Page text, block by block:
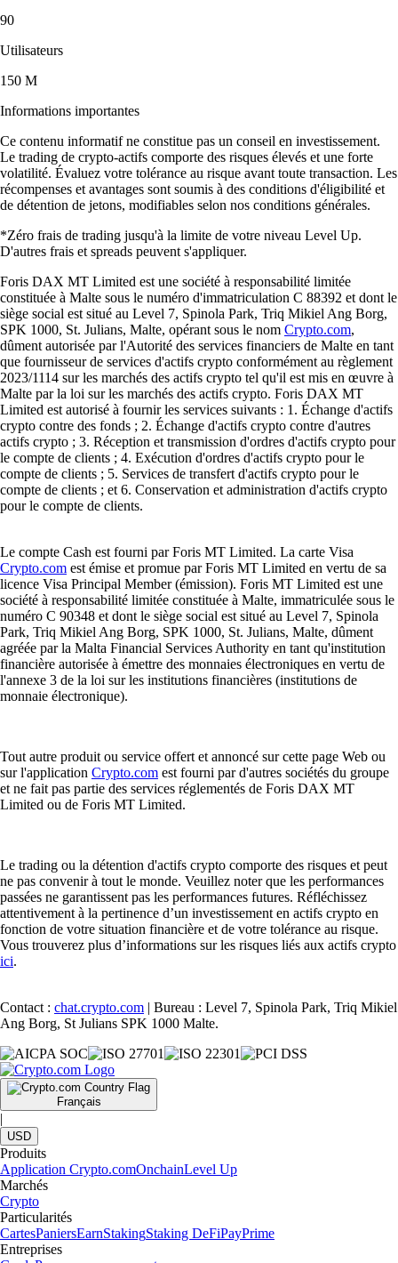
90
Utilisateurs
150 M
Informations importantes
Ce contenu informatif ne constitue pas un conseil en investissement.
Le trading de crypto-actifs comporte des risques élevés et une forte
volatilité. Évaluez votre tolérance au risque avant toute transaction. Les
récompenses et avantages sont soumis à des conditions d'éligibilité et
de détention de jetons, modifiables selon nos conditions générales.
*Zéro frais de trading jusqu'à la limite de votre niveau Level Up.
D'autres frais et spreads peuvent s'appliquer.
Foris DAX MT Limited est une société à responsabilité limitée
constituée à Malte sous le numéro d'immatriculation C 88392 et dont le
siège social est situé au Level 7, Spinola Park, Triq Mikiel Ang Borg,
SPK 1000, St. Julians, Malte, opérant sous le nom Crypto.com,
dûment autorisée par l'Autorité des services financiers de Malte en tant
que fournisseur de services d'actifs crypto conformément au règlement
2023/1114 sur les marchés des actifs crypto tel qu'il est mis en œuvre à
Malte par la loi sur les marchés des actifs crypto. Foris DAX MT
Limited est autorisé à fournir les services suivants : 1. Échange d'actifs
crypto contre des fonds ; 2. Échange d'actifs crypto contre d'autres
actifs crypto ; 3. Réception et transmission d'ordres d'actifs crypto pour
le compte de clients ; 4. Exécution d'ordres d'actifs crypto pour le
compte de clients ; 5. Services de transfert d'actifs crypto pour le
compte de clients ; et 6. Conservation et administration d'actifs crypto
pour le compte de clients.
Le compte Cash est fourni par Foris MT Limited. La carte Visa
Crypto.com est émise et promue par Foris MT Limited en vertu de sa
licence Visa Principal Member (émission). Foris MT Limited est une
société à responsabilité limitée constituée à Malte, immatriculée sous le
numéro C 90348 et dont le siège social est situé au Level 7, Spinola
Park, Triq Mikiel Ang Borg, SPK 1000, St. Julians, Malte, dûment
agréée par la Malta Financial Services Authority en tant qu'institution
financière autorisée à émettre des monnaies électroniques en vertu de
l'annexe 3 de la loi sur les institutions financières (institutions de
monnaie électronique).
Tout autre produit ou service offert et annoncé sur cette page Web ou
sur l'application Crypto.com est fourni par d'autres sociétés du groupe
et ne fait pas partie des services réglementés de Foris DAX MT
Limited ou de Foris MT Limited.
Le trading ou la détention d'actifs crypto comporte des risques et peut
ne pas convenir à tout le monde. Veuillez noter que les performances
passées ne garantissent pas les performances futures. Réfléchissez
attentivement à la pertinence d’un investissement en actifs crypto en
fonction de votre situation financière et de votre tolérance au risque.
Vous trouverez plus d’informations sur les risques liés aux actifs crypto
ici.
Contact : chat.crypto.com | Bureau : Level 7, Spinola Park, Triq Mikiel
Ang Borg, St Julians SPK 1000 Malte.
Français
|
USD
Produits
Application Crypto.comOnchainLevel Up
Marchés
Crypto
Particularités
CartesPaniersEarnStakingStaking DeFiPayPrime
Entreprises